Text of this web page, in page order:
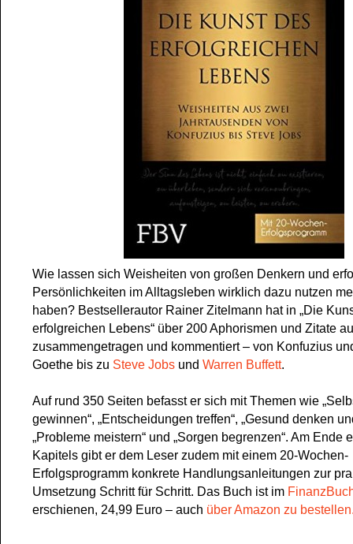
Wie lassen sich Weisheiten von großen Denkern und
Persönlichkeiten im Alltagsleben wirklich dazu nutzen
haben? Bestsellerautor Rainer Zitelmann hat in „Die
erfolgreichen Lebens“ über 200 Aphorismen und Zitate
zusammengetragen und kommentiert – von Konfuzius
Goethe bis zu Steve Jobs und Warren Buffett.
Auf rund 350 Seiten befasst er sich mit Themen wie
gewinnen“, „Entscheidungen treffen“, „Gesund denken
„Probleme meistern“ und „Sorgen begrenzen“. Am Ende
Kapitels gibt er dem Leser zudem mit einem 20-Wochen-
Erfolgsprogramm konkrete Handlungsanleitungen zur
Umsetzung Schritt für Schritt. Das Buch ist im
erschienen, 24,99 Euro – auch über Amazon zu